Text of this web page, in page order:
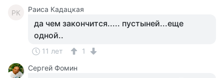
РК Раиса Кадацкая
да чем закончится..... пустыней...еще
одной..
11 лет
1
Сергей Фомин